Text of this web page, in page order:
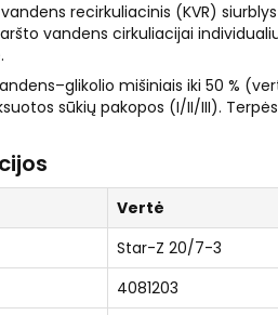
recirkuliacinis (KVR)
vandens cirkuliacijai
mišiniais iki 50 %
sūkių pakopos (I/II/III).
Vertė
Star-Z 20/7-3
4081203